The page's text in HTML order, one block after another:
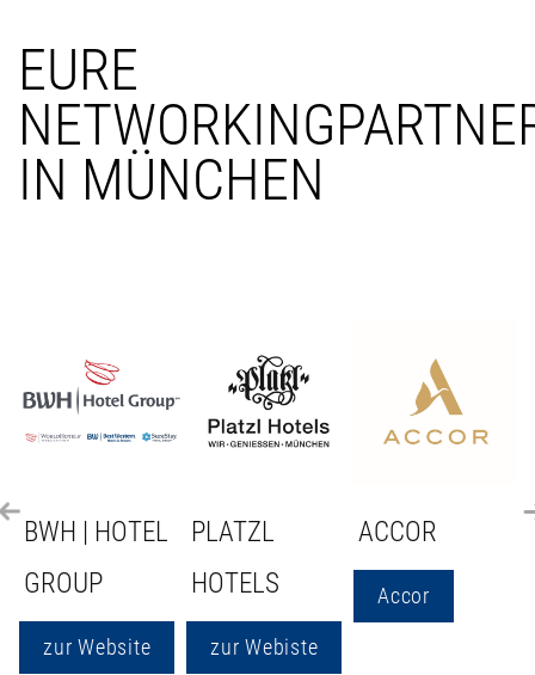
EURE
IN MÜNCHEN
BWH | HOTEL
GROUP
zur Website
PLATZL
HOTELS
zur Webiste
ACCOR
Accor